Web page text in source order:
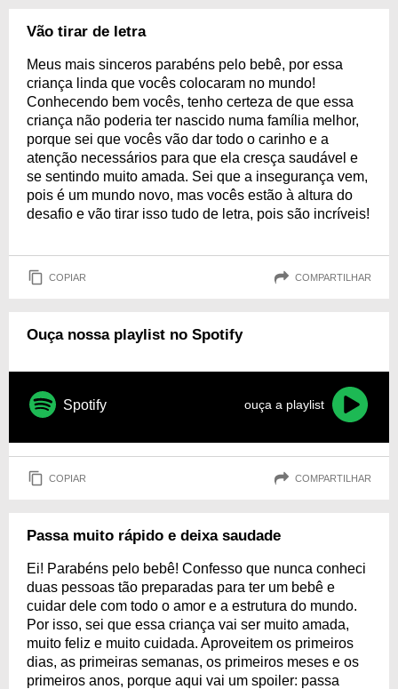
Vão tirar de letra
Meus mais sinceros parabéns pelo bebê, por essa
criança linda que vocês colocaram no mundo!
Conhecendo bem vocês, tenho certeza de que essa
criança não poderia ter nascido numa família melhor,
porque sei que vocês vão dar todo o carinho e a
atenção necessários para que ela cresça saudável e
se sentindo muito amada. Sei que a insegurança vem,
pois é um mundo novo, mas vocês estão à altura do
desafio e vão tirar isso tudo de letra, pois são incríveis!
COPIAR COMPARTILHAR
Ouça nossa playlist no Spotify
Spotify ouça a playlist
COPIAR COMPARTILHAR
Passa muito rápido e deixa saudade
Ei! Parabéns pelo bebê! Confesso que nunca conheci
duas pessoas tão preparadas para ter um bebê e
cuidar dele com todo o amor e a estrutura do mundo.
Por isso, sei que essa criança vai ser muito amada,
muito feliz e muito cuidada. Aproveitem os primeiros
dias, as primeiras semanas, os primeiros meses e os
primeiros anos, porque aqui vai um spoiler: passa